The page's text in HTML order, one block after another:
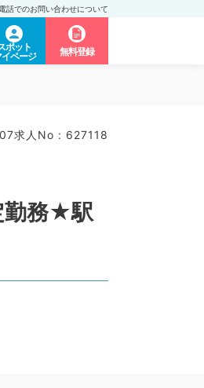
話でのお問い合わせについて
ポット
イページ
無料登録
求人No : 627118
勤務★駅